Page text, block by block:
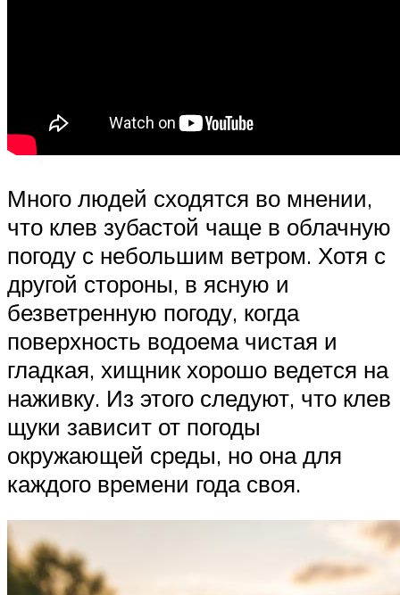
Много людей сходятся во мнении,
что клев зубастой чаще в облачную
погоду с небольшим ветром. Хотя с
другой стороны, в ясную и
безветренную погоду, когда
поверхность водоема чистая и
гладкая, хищник хорошо ведется на
наживку. Из этого следуют, что клев
щуки зависит от погоды
окружающей среды, но она для
каждого времени года своя.